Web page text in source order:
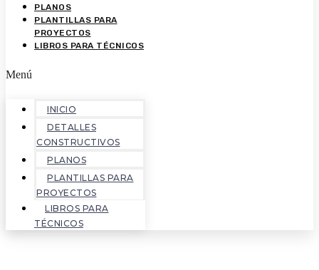
PLANOS
PLANTILLAS PARA
PROYECTOS
LIBROS PARA TÉCNICOS
Menú
INICIO
DETALLES
CONSTRUCTIVOS
PLANOS
PLANTILLAS PARA
PROYECTOS
LIBROS PARA
TÉCNICOS